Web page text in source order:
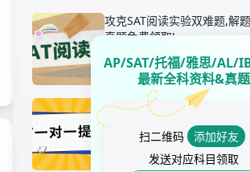
攻克SAT阅读实验双难题,解
真题免费领取!
2026-07-22 15:00:17
SAT语法阶梯式提分案例详
料免费领取!
2026-07-28 11:30:14
AP/SAT/托福/雅思/AL/
最新全科资料&真题
扫二维码
添加好友
发送对应科目领取